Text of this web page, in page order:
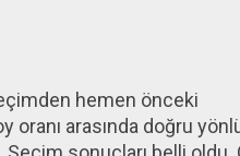
hemen önceki
arasında doğru